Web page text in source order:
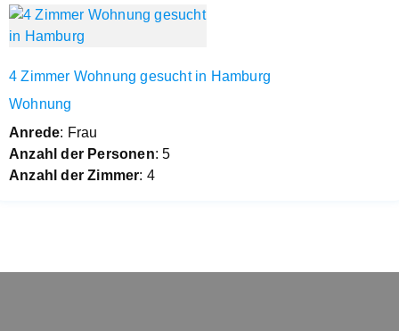
4 Zimmer Wohnung gesucht in Hamburg
Wohnung
Anrede: Frau
Anzahl der Personen: 5
Anzahl der Zimmer: 4